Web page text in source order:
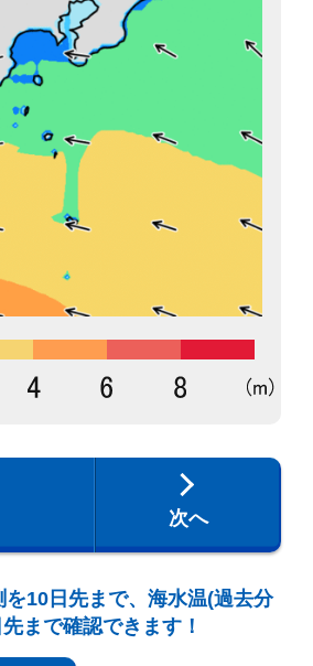
次へ
10日先まで、海水温(過去分
まで確認できます！